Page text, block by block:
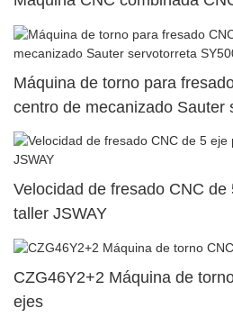
Máquina de torno para
centro de mecanizado Sauter
SY500/S500/SY300/S30019
Velocidad de fresado CNC de
taller JSWAY
CZG46Y2+2 Máquina de
ejes